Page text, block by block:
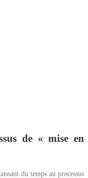
de « mise en
du temps au processus